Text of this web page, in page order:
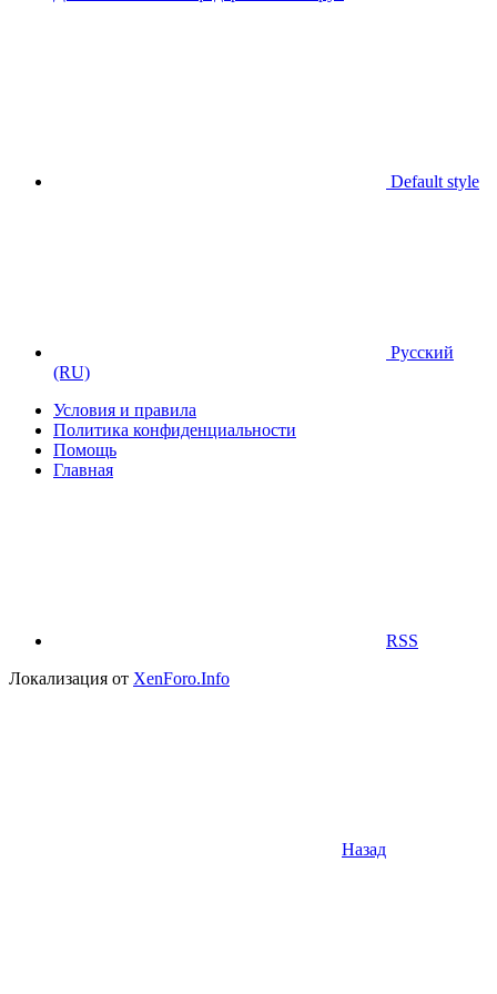
Default style
Русский
(RU)
Условия и правила
Политика конфиденциальности
Помощь
Главная
RSS
Локализация от XenForo.Info
Назад